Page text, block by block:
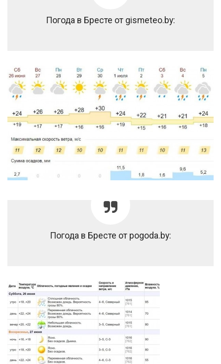
Погода в Бресте от gismeteo.by:
Погода в Бресте от pogoda.by: